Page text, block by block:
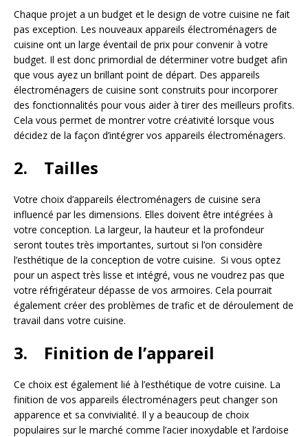
Chaque projet a un budget et le design de votre cuisine ne fait
pas exception. Les nouveaux appareils électroménagers de
cuisine ont un large éventail de prix pour convenir à votre
budget. Il est donc primordial de déterminer votre budget afin
que vous ayez un brillant point de départ. Des appareils
électroménagers de cuisine sont construits pour incorporer
des fonctionnalités pour vous aider à tirer des meilleurs profits.
Cela vous permet de montrer votre créativité lorsque vous
décidez de la façon d’intégrer vos appareils électroménagers.
2. Tailles
Votre choix d’appareils électroménagers de cuisine sera
influencé par les dimensions. Elles doivent être intégrées à
votre conception. La largeur, la hauteur et la profondeur
seront toutes très importantes, surtout si l’on considère
l’esthétique de la conception de votre cuisine. Si vous optez
pour un aspect très lisse et intégré, vous ne voudrez pas que
votre réfrigérateur dépasse de vos armoires. Cela pourrait
également créer des problèmes de trafic et de déroulement de
travail dans votre cuisine.
3. Finition de l’appareil
Ce choix est également lié à l’esthétique de votre cuisine. La
finition de vos appareils électroménagers peut changer son
apparence et sa convivialité. Il y a beaucoup de choix
populaires sur le marché comme l’acier inoxydable et l’ardoise